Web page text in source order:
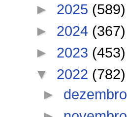
► 2025 (589)
► 2024 (367)
► 2023 (453)
▼ 2022 (782)
► dezembro